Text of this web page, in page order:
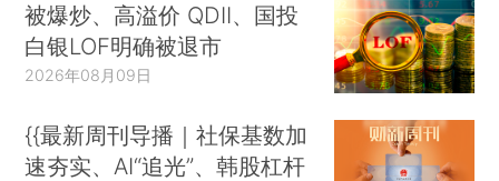
被爆炒、高溢价 QDII、国投
白银LOF明确被退市
2026年08月09日
{{最新周刊导播｜社保基数加
速夯实、AI“追光”、韩股杠杆